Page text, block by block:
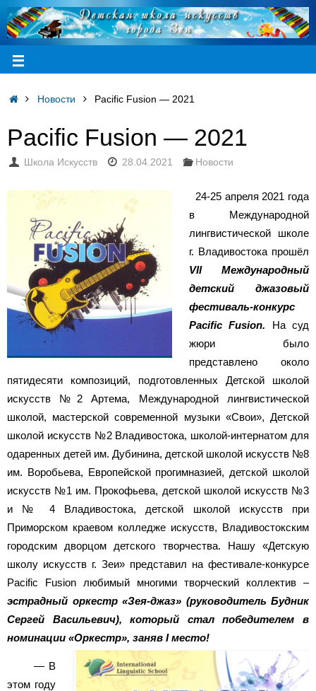
Новости Pacific Fusion — 2021
Pacific Fusion — 2021
Школа Искусств 28.04.2021 Новости
24-25 апреля 2021 года
в Международной
лингвистической школе
г. Владивостока прошёл
VII Международный
детский джазовый
фестиваль-конкурс
Pacific Fusion. На суд
жюри было
представлено около
пятидесяти композиций, подготовленных Детской школой
искусств №2 Артема, Международной лингвистической
школой, мастерской современной музыки «Свои», Детской
школой искусств №2 Владивостока, школой-интернатом для
одаренных детей им. Дубинина, детской школой искусств №8
им. Воробьева, Европейской прогимназией, детской школой
искусств №1 им. Прокофьева, детской школой искусств №3
и № 4 Владивостока, детской школой искусств при
Приморском краевом колледже искусств, Владивостокским
городским дворцом детского творчества. Нашу «Детскую
школу искусств г. Зеи» представил на фестивале-конкурсе
Pacific Fusion любимый многими творческий коллектив –
эстрадный оркестр «Зея-джаз» (руководитель Будник
Сергей Васильевич), который стал победителем в
номинации «Оркестр», заняв I место!
— В
этом году